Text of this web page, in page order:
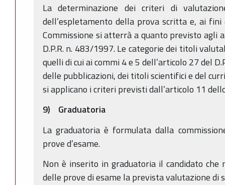
La determinazione dei criteri di
dell’espletamento della prova scritta e, ai
Commissione si atterrà a quanto previsto agli
D.P.R. n. 483/1997. Le categorie dei titoli
quelli di cui ai commi 4 e 5 dell’articolo 27 del
delle pubblicazioni, dei titoli scientifici e del
si applicano i criteri previsti dall’articolo 11
9) Graduatoria
La graduatoria è formulata dalla
prove d’esame.
Non è inserito in graduatoria il candidato che
delle prove di esame la prevista valutazione di